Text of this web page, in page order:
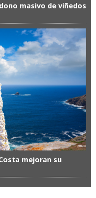
masivo de viñedos
mejoran su